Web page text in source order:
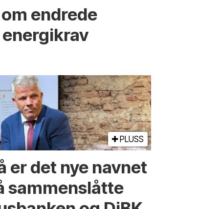
endrede
PLUSS
er det nye navnet
sammenslåtte